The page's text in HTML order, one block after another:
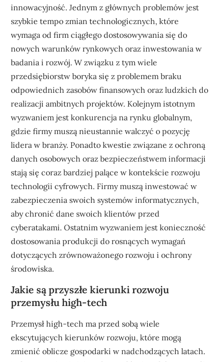
innowacyjność. Jednym z głównych problemów jest
szybkie tempo zmian technologicznych, które
wymaga od firm ciągłego dostosowywania się do
nowych warunków rynkowych oraz inwestowania w
badania i rozwój. W związku z tym wiele
przedsiębiorstw boryka się z problemem braku
odpowiednich zasobów finansowych oraz ludzkich do
realizacji ambitnych projektów. Kolejnym istotnym
wyzwaniem jest konkurencja na rynku globalnym,
gdzie firmy muszą nieustannie walczyć o pozycję
lidera w branży. Ponadto kwestie związane z ochroną
danych osobowych oraz bezpieczeństwem informacji
stają się coraz bardziej palące w kontekście rozwoju
technologii cyfrowych. Firmy muszą inwestować w
zabezpieczenia swoich systemów informatycznych,
aby chronić dane swoich klientów przed
cyberatakami. Ostatnim wyzwaniem jest konieczność
dostosowania produkcji do rosnących wymagań
dotyczących zrównoważonego rozwoju i ochrony
środowiska.
Jakie są przyszłe kierunki rozwoju
przemysłu high-tech
Przemysł high-tech ma przed sobą wiele
ekscytujących kierunków rozwoju, które mogą
zmienić oblicze gospodarki w nadchodzących latach.